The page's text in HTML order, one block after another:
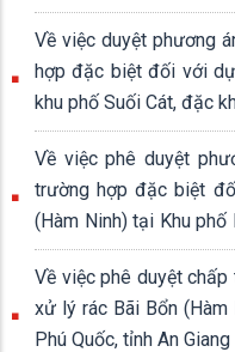
Về việc duyệt phương
hợp đặc biệt đối với
khu phố Suối Cát, đặc
Về việc phê duyệt
trường hợp đặc biệt
(Hàm Ninh) tại Khu phố
Giang
Về việc phê duyệt
xử lý rác Bãi Bổn (Hàm
Phú Quốc, tỉnh An Giang